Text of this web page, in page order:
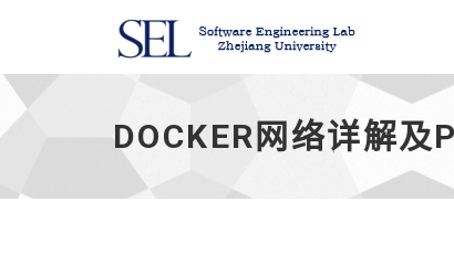
Docker
络
详
解
DOCKER网络详解及